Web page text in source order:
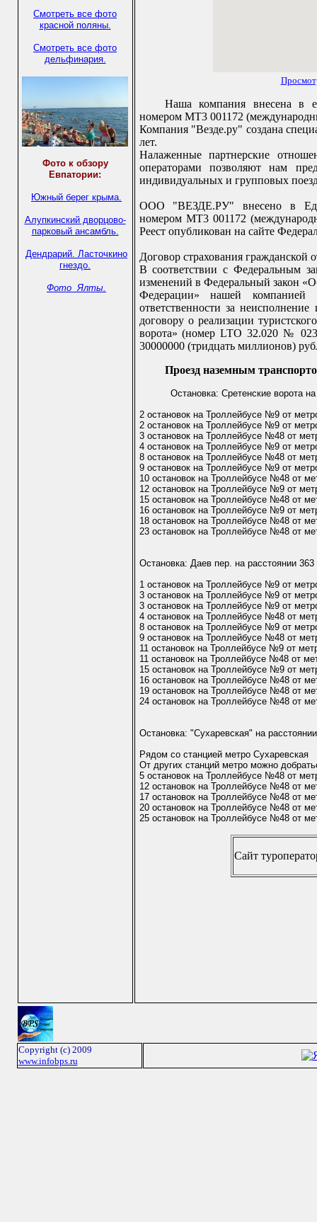
Смотреть все фото
красной поляны.
Смотреть все фото
дельфинария.
Фото к обзору
Евпатории:
Южный берег крыма.
Алупкинский дворцово-
парковый ансамбль.
Дендрарий. Ласточкино
гнездо.
Фото Ялты.
Наша компания внесена в
номером МТ3 001172
Компания "Везде.ру" создана
лет.
Налаженные партнерские
операторами позволяют нам
индивидуальных и групповых
ООО "ВЕЗДЕ.РУ" внесено в
номером МТ3 001172
Реест опубликован на сайте
Договор страхования гражданской
В соответствии с Федеральным
изменений в Федеральный закон
Федерации» нашей компанией
ответственности за
договору о реализации
ворота» (номер LTO 32.020 №
30000000 (тридцать миллионов)
Проезд наземным
Остановка: Сретенские ворота
2 остановок на Троллейбусе №9 от
2 остановок на Троллейбусе №9 от
3 остановок на Троллейбусе №48 от
4 остановок на Троллейбусе №9 от
8 остановок на Троллейбусе №48 от
9 остановок на Троллейбусе №9 от
10 остановок на Троллейбусе №48 от
12 остановок на Троллейбусе №9 от
15 остановок на Троллейбусе №48 от
16 остановок на Троллейбусе №9 от
18 остановок на Троллейбусе №48 от
23 остановок на Троллейбусе №48 от
Остановка: Даев пер. на расстоянии 363
1 остановок на Троллейбусе №9 от
3 остановок на Троллейбусе №9 от
3 остановок на Троллейбусе №9 от
4 остановок на Троллейбусе №48 от
8 остановок на Троллейбусе №9 от
9 остановок на Троллейбусе №48 от
11 остановок на Троллейбусе №9 от
11 остановок на Троллейбусе №48 от
15 остановок на Троллейбусе №9 от
16 остановок на Троллейбусе №48 от
19 остановок на Троллейбусе №48 от
24 остановок на Троллейбусе №48 от
Остановка: "Сухаревская" на
Рядом со станцией метро Сухаревская
От других станций метро можно
5 остановок на Троллейбусе №48 от
12 остановок на Троллейбусе №48 от
17 остановок на Троллейбусе №48 от
20 остановок на Троллейбусе №48 от
25 остановок на Троллейбусе №48 от
Сайт
Copyright (c) 2009
www.infobps.ru